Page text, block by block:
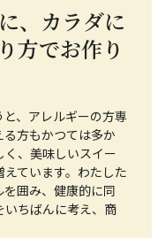
、カラダに
方でお作り
、アレルギーの方専
方もかつては多か
、美味しいスイー
ています。わたした
囲み、健康的に同
いちばんに考え、商